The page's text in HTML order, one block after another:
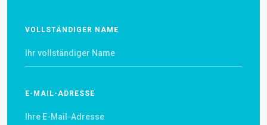
VOLLSTÄNDIGER NAME
E-MAIL-ADRESSE